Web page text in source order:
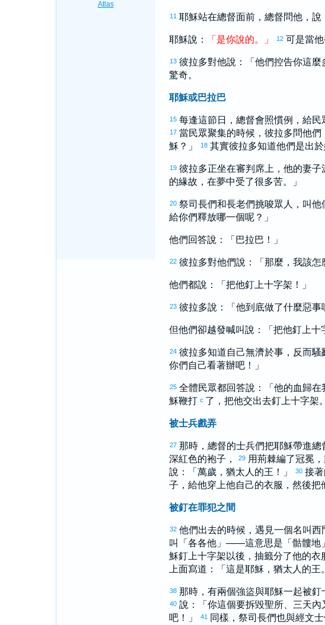
11 耶穌站在總督面前，總督問他，說
耶穌說： 「 是你說的。 」 12 可是當
13 彼拉多對他說：「他們控告你這麼
驚奇。
耶穌或巴拉巴
15 每逢這節日，總督會照慣例，給民
17 當民眾聚集的時候， 彼拉多問他們
穌？」
18 其實彼拉多知道他們是出於
19 彼拉多正坐在審判席上，他的妻
的緣故，在夢中受了很多苦。」
20 祭司長們和長老們挑唆眾人，叫他
給你們釋放哪一個呢？」
他們回答說：「 巴拉巴 ！」
22 彼拉多對他們說：「那麼，我該怎
他們都說：「把他釘上十字架！」
23 彼拉多說：「他到底做了什麼惡事
但他們卻越發喊叫說：「把他釘上十
24 彼拉多知道自己無濟於事，反而騷
你們自己看著辦吧！」
25 全體民眾都回答說：「他的血歸在
穌鞭打 c 了，把他交出去釘上十字架。
被士兵戲弄
27 那時，總督的士兵們把耶穌帶進總
深紅色的袍子，
29 用荊棘編了冠冕
說：「萬歲， 猶太 人的王！」 30 接
子，給他穿上他自己的衣服，然後把
被釘在罪犯之間
32 他們出去的時候，遇見一個名叫西
叫「 各各他」——這意思是「骷髏地
穌釘上十字架以後，抽籤分了他的衣
上面寫道：「這是耶穌， 猶太 人的王
38 那時，有兩個強盜與耶穌一起被釘
40 說：「你這個要拆毀聖所、三天
吧！」
41 同樣，祭司長們也與經文